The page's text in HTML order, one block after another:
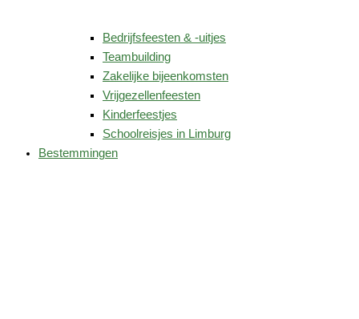
Bedrijfsfeesten & -uitjes
Teambuilding
Zakelijke bijeenkomsten
Vrijgezellenfeesten
Kinderfeestjes
Schoolreisjes in Limburg
Bestemmingen